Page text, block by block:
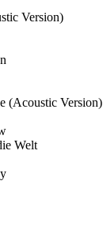
Version)
(Acoustic Version)
Welt